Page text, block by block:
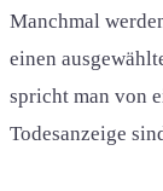
Manchmal
einen
spricht man von
Todesanzeige